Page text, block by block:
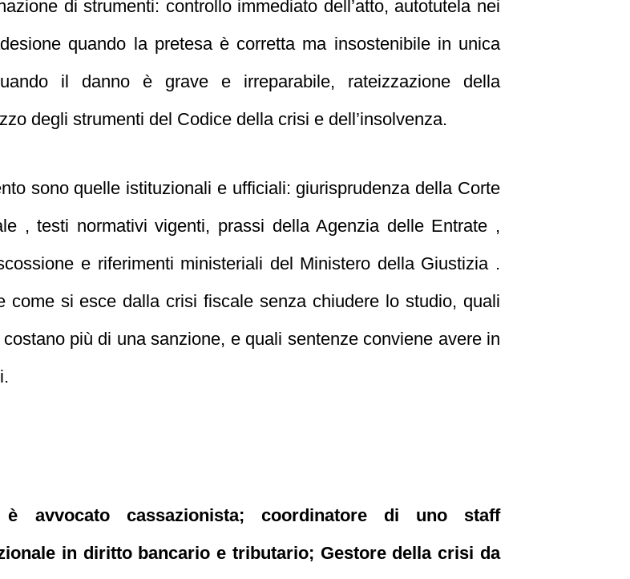
di strumenti: controllo immediato dell’atto, autotutela nei
quando la pretesa è corretta ma insostenibile in unica
il danno è grave e irreparabile, rateizzazione della
degli strumenti del Codice della crisi e dell’insolvenza.
sono quelle istituzionali e ufficiali: giurisprudenza della Corte
, testi normativi vigenti, prassi della Agenzia delle Entrate ,
e riferimenti ministeriali del Ministero della Giustizia .
come si esce dalla crisi fiscale senza chiudere lo studio, quali
più di una sanzione, e quali sentenze conviene avere in
è avvocato cassazionista; coordinatore di uno staff
in diritto bancario e tributario; Gestore della crisi da